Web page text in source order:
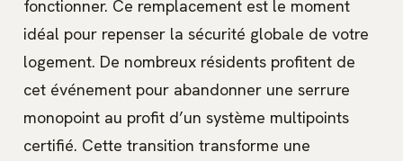
fonctionner. Ce remplacement est le moment
idéal pour repenser la sécurité globale de votre
logement. De nombreux résidents profitent de
cet événement pour abandonner une serrure
monopoint au profit d’un système multipoints
certifié. Cette transition transforme une